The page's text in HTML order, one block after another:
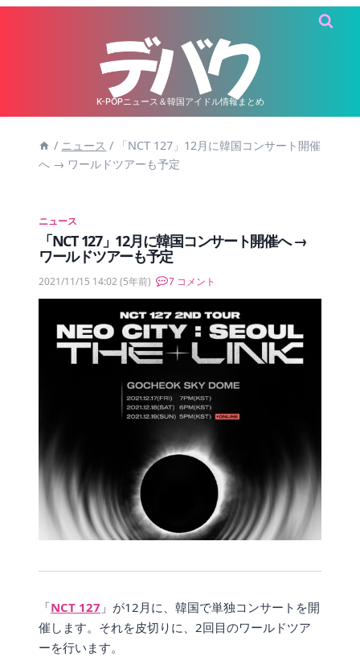
K-POPニュース＆韓国アイドル情報まとめ
/ ニュース /
「NCT 127」12月に韓国コンサート開催
へ → ワールドツアーも予定
ニュース
「NCT 127」12月に韓国コンサート開催へ →
ワールドツアーも予定
2021/11/15 14:02 (5年前) 7 コメント
「NCT 127 」が12月に、韓国で単独コンサートを開
催します。それを皮切りに、2回目のワールドツア
ーを行います。